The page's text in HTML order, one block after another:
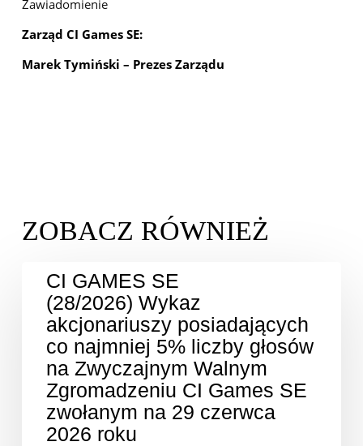
Zawiadomienie
Zarząd CI Games SE:
Marek Tymiński – Prezes Zarządu
CI GAMES SE
(28/2026) Wykaz
akcjonariuszy posiadających
co najmniej 5% liczby głosów
na Zwyczajnym Walnym
Zgromadzeniu CI Games SE
zwołanym na 29 czerwca
2026 roku